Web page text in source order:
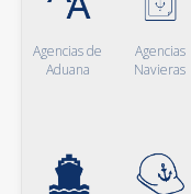
Agencias de
Aduana
Agencias
Navieras